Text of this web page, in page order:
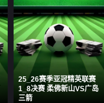
25_26赛季亚冠精英联赛
1_8决赛 柔佛新山VS广岛
三箭